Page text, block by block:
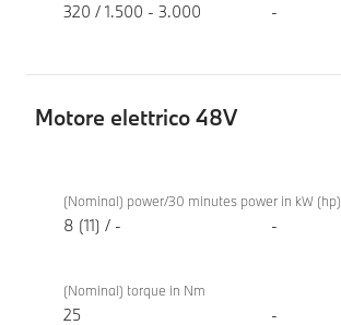
320 / 1.500 - 3.000 -
Motore elettrico 48V
elettrico
48V
318d
Berlina
(Nominal) power/30 minutes power in kW (hp)
8 (11) / - -
(Nominal) torque in Nm
25 -